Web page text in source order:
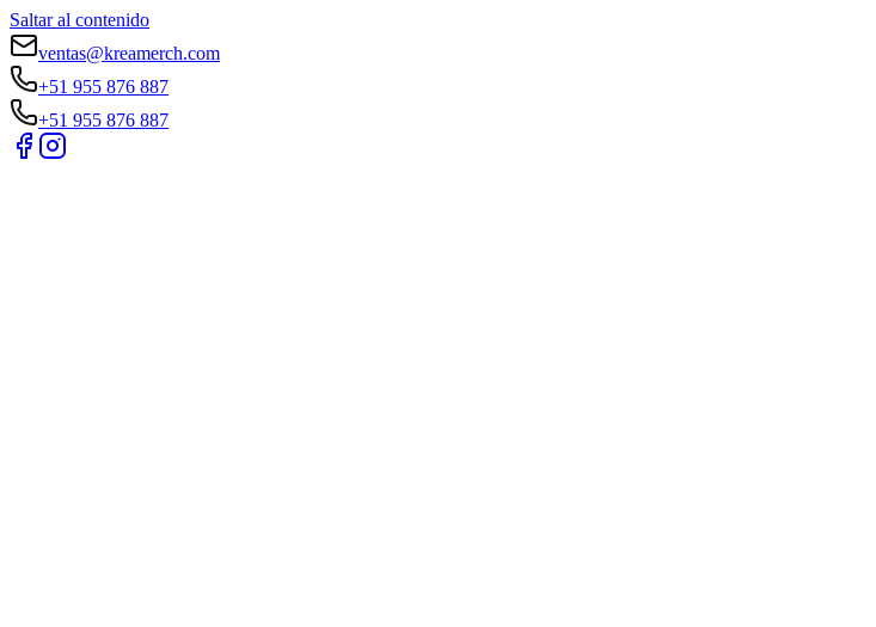
Saltar al contenido
ventas@kreamerch.com
+51 955 876 887
+51 955 876 887